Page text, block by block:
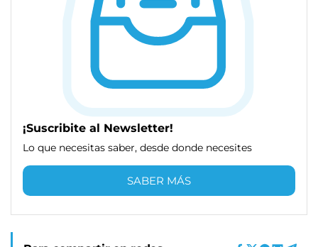
¡Suscribite al Newsletter!
Lo que necesitas saber, desde donde necesites
SABER MÁS